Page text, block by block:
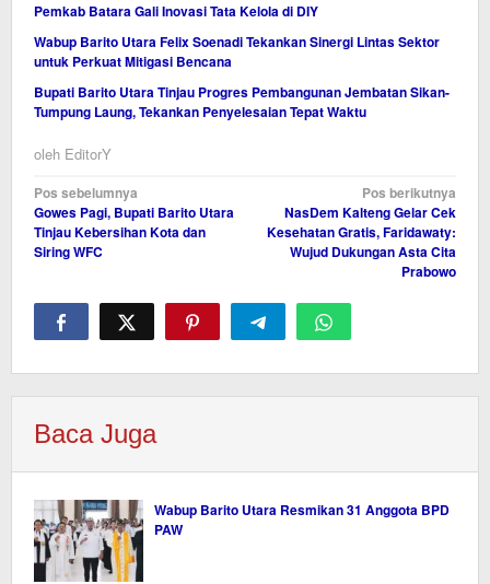
Pemkab Batara Gali Inovasi Tata Kelola di DIY
Wabup Barito Utara Felix Soenadi Tekankan Sinergi Lintas Sektor
untuk Perkuat Mitigasi Bencana
Bupati Barito Utara Tinjau Progres Pembangunan Jembatan Sikan-
Tumpung Laung, Tekankan Penyelesaian Tepat Waktu
oleh EditorY
Navigasi
pos
Pos sebelumnya
Gowes Pagi, Bupati Barito Utara
Tinjau Kebersihan Kota dan
Siring WFC
Pos berikutnya
NasDem Kalteng Gelar Cek
Kesehatan Gratis, Faridawaty:
Wujud Dukungan Asta Cita
Prabowo
Baca Juga
Wabup Barito Utara Resmikan 31 Anggota BPD
PAW